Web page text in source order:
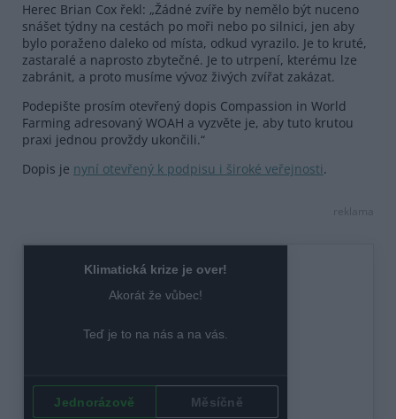
Herec Brian Cox řekl: „Žádné zvíře by nemělo být nuceno
snášet týdny na cestách po moři nebo po silnici, jen aby
bylo poraženo daleko od místa, odkud vyrazilo. Je to kruté,
zastaralé a naprosto zbytečné. Je to utrpení, kterému lze
zabránit, a proto musíme vývoz živých zvířat zakázat.
Podepište prosím otevřený dopis Compassion in World
Farming adresovaný WOAH a vyzvěte je, aby tuto krutou
praxi jednou provždy ukončili.“
Dopis je nyní otevřený k podpisu i široké veřejnosti.
reklama